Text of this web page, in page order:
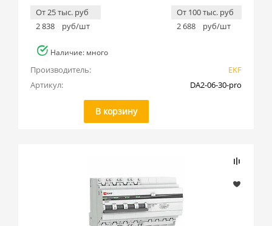
От 25 тыс. руб
2 838
руб/шт
От 100 тыс. руб
2 688
руб/шт
Наличие: много
Производитель:
EKF
Артикул:
DA2-06-30-pro
В корзину